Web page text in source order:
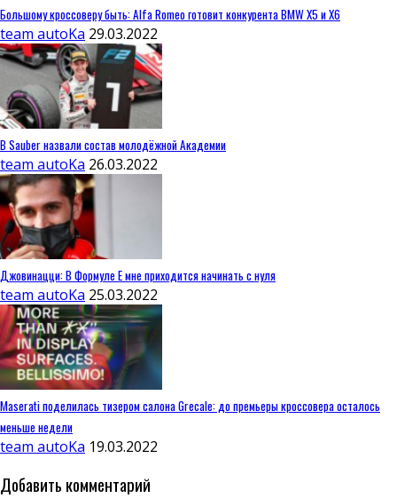
Большому кроссоверу быть: Alfa Romeo готовит конкурента BMW X5 и X6
team autoKa 29.03.2022
В Sauber назвали состав молодёжной Академии
team autoKa 26.03.2022
Джовинацци: В Формуле E мне приходится начинать с нуля
team autoKa 25.03.2022
Maserati поделилась тизером салона Grecale: до премьеры кроссовера осталось
меньше недели
team autoKa 19.03.2022
Добавить комментарий